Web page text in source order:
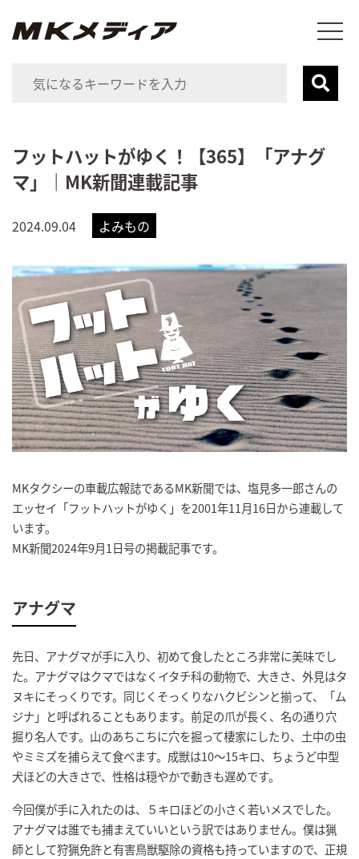
フットハットがゆく！【365】「アナグ
マ」｜MK新聞連載記事
2024.09.04 よみもの
MKタクシーの車載広報誌であるMK新聞では、塩見多一郎さんの
エッセイ「フットハットがゆく」を2001年11月16日から連載して
います。
MK新聞2024年9月1日号の掲載記事です。
アナグマ
先日、アナグマが手に入り、初めて食したところ非常に美味でし
た。アナグマはクマではなくイタチ科の動物で、大きさ、外見はタ
ヌキにそっくりです。同じくそっくりなハクビシンと揃って、「ム
ジナ」と呼ばれることもあります。前足の爪が長く、名の通り穴
掘り名人です。山のあちこちに穴を掘って棲家にしたり、土中の虫
やミミズを捕らえて食べます。成獣は10～15キロ、ちょうど中型
犬ほどの大きさで、性格は穏やかで動きも遅めです。
今回僕が手に入れたのは、５キロほどの小さく若いメスでした。
アナグマは誰でも捕まえていいという訳ではありません。僕は猟
師として狩猟免許と有害鳥獣駆除の資格も持っていますので、正規